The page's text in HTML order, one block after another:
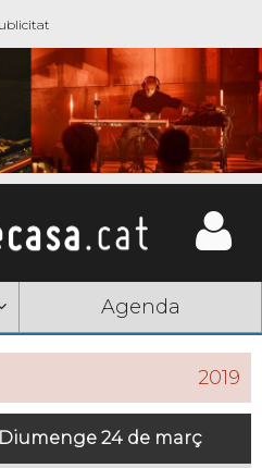
Agenda
2019
Diumenge 24 de març